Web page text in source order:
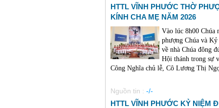
HTTL VĨNH PHƯỚC THỜ
KÍNH CHA MẸ NĂM 2026
Vào lúc 8h00 Chúa
phượng Chúa và
về nhà Chúa đông
Hội thánh trong sự
Công Nghĩa chủ lễ, Cô Lương Thị
Nguồn tin : -/-
HTTL VĨNH PHƯỚC KỶ NIỆM